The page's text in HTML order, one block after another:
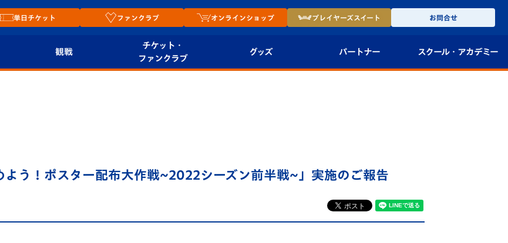
単日チケット ファンクラブ オンラインショップ プレイヤーズスイート お問合せ
観戦
チケット・
ファンクラブ
V-LOVERS（ファン
グッズ パートナー スクール・ アカデミー
スクール
よう！ポスター配布大作戦~2022シーズン前半戦~」実施のご報告